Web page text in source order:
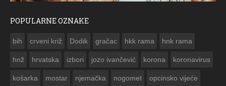
POPULARNE OZNAKE
bih crveni križ Dodik gračac hkk rama hnk rama
hnž hrvatska izbori jozo ivančević korona koronavirus
košarka mostar njemačka nogomet opcinsko vijeće